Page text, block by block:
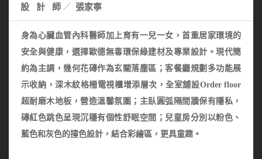
設計師 張家寧
身為心臟血管內科醫師加上育有一兒一女，首重居家環境的
安全與健康，選擇歐德無毒環保綠建材及專業設計。現代簡
約為主調，幾何花磚作為玄關落塵區 ；客餐廳規劃多功能展
示收納，深木紋格柵電視櫃增添層次，全室舖設Order floor
超耐磨木地板，營造溫馨氛圍；主臥圓弧隔間牆保有隱私，
磚紅色跳色呈現沉穩有個性舒眠空間；兒童房分別以粉色、
藍色和灰色的撞色設計，結合彩繪區，更具童趣。